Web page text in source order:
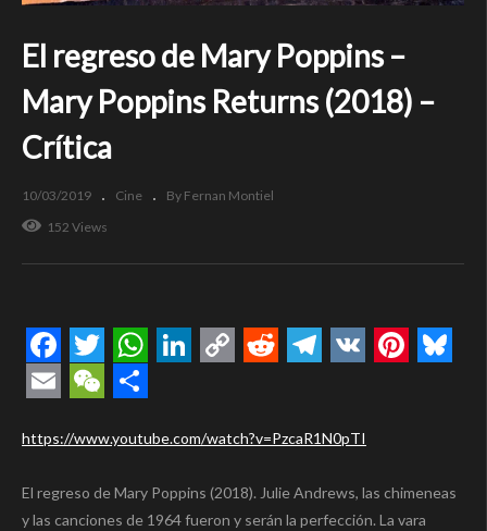
El regreso de Mary Poppins –
Mary Poppins Returns (2018) –
Crítica
10/03/2019 Cine
By Fernan Montiel
152 Views
Facebook
TwitterWhatsApp
https://www.youtube.com/watch?v=PzcaR1N0pTI
El regreso de Mary Poppins (2018). Julie Andrews, las chimeneas
y las canciones de 1964 fueron y serán la perfección. La vara